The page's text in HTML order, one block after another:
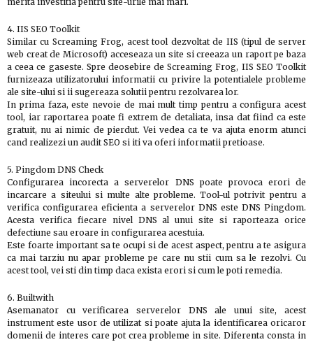
4. IIS SEO Toolkit
Similar cu Screaming Frog, acest tool dezvoltat de IIS (tipul de server
web creat de Microsoft) acceseaza un site si creeaza un raport pe baza
a ceea ce gaseste. Spre deosebire de Screaming Frog, IIS SEO Toolkit
furnizeaza utilizatorului informatii cu privire la potentialele probleme
ale site-ului si ii sugereaza solutii pentru rezolvarea lor.
In prima faza, este nevoie de mai mult timp pentru a configura acest
tool, iar raportarea poate fi extrem de detaliata, insa dat fiind ca este
gratuit, nu ai nimic de pierdut. Vei vedea ca te va ajuta enorm atunci
cand realizezi un audit SEO si iti va oferi informatii pretioase.
5. Pingdom DNS Check
Configurarea incorecta a serverelor DNS poate provoca erori de
incarcare a siteului si multe alte probleme. Tool-ul potrivit pentru a
verifica configurarea eficienta a serverelor DNS este DNS Pingdom.
Acesta verifica fiecare nivel DNS al unui site si raporteaza orice
defectiune sau eroare in configurarea acestuia.
Este foarte important sa te ocupi si de acest aspect, pentru a te asigura
ca mai tarziu nu apar probleme pe care nu stii cum sa le rezolvi. Cu
acest tool, vei sti din timp daca exista erori si cum le poti remedia.
6. Builtwith
Asemanator cu verificarea serverelor DNS ale unui site, acest
instrument este usor de utilizat si poate ajuta la identificarea oricaror
domenii de interes care pot crea probleme in site. Diferenta consta in